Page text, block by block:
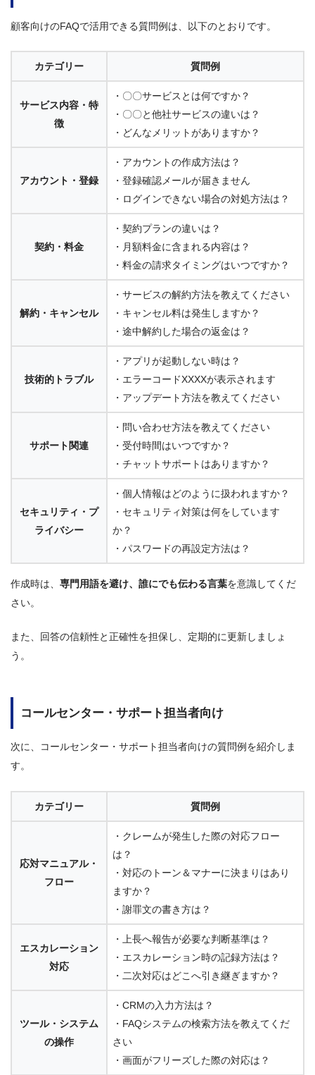
顧客向けのFAQで活用できる質問例は、以下のとおりです。
カテゴリー 質問例
サービス内容・特
徴
・〇〇サービスとは何ですか？
・〇〇と他社サービスの違いは？
・どんなメリットがありますか？
アカウント・登録
・アカウントの作成方法は？
・登録確認メールが届きません
・ログインできない場合の対処方法は？
契約・料金
・契約プランの違いは？
・月額料金に含まれる内容は？
・料金の請求タイミングはいつですか？
解約・キャンセル
・サービスの解約方法を教えてください
・キャンセル料は発生しますか？
・途中解約した場合の返金は？
技術的トラブル
・アプリが起動しない時は？
・エラーコードXXXXが表示されます
・アップデート方法を教えてください
サポート関連
・問い合わせ方法を教えてください
・受付時間はいつですか？
・チャットサポートはありますか？
セキュリティ・プ
ライバシー
・個人情報はどのように扱われますか？
・セキュリティ対策は何をしています
か？
・パスワードの再設定方法は？
作成時は、 専門用語を避け、誰にでも伝わる言葉を意識してくだ
さい。
また、回答の信頼性と正確性を担保し、定期的に更新しましょ
う。
コールセンター・サポート担当者向け
次に、コールセンター・サポート担当者向けの質問例を紹介しま
す。
カテゴリー 質問例
応対マニュアル・
フロー
・クレームが発生した際の対応フロー
は？
・対応のトーン＆マナーに決まりはあり
ますか？
・謝罪文の書き方は？
エスカレーション
対応
・上長へ報告が必要な判断基準は？
・エスカレーション時の記録方法は？
・二次対応はどこへ引き継ぎますか？
ツール・システム
の操作
・CRMの入力方法は？
・FAQシステムの検索方法を教えてくだ
さい
・画面がフリーズした際の対応は？